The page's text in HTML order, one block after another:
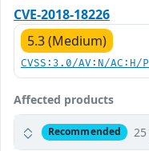
CVE-2018-18226
5.3 (Medium)
CVSS:3.0/AV:N/
Affected products
Recommended